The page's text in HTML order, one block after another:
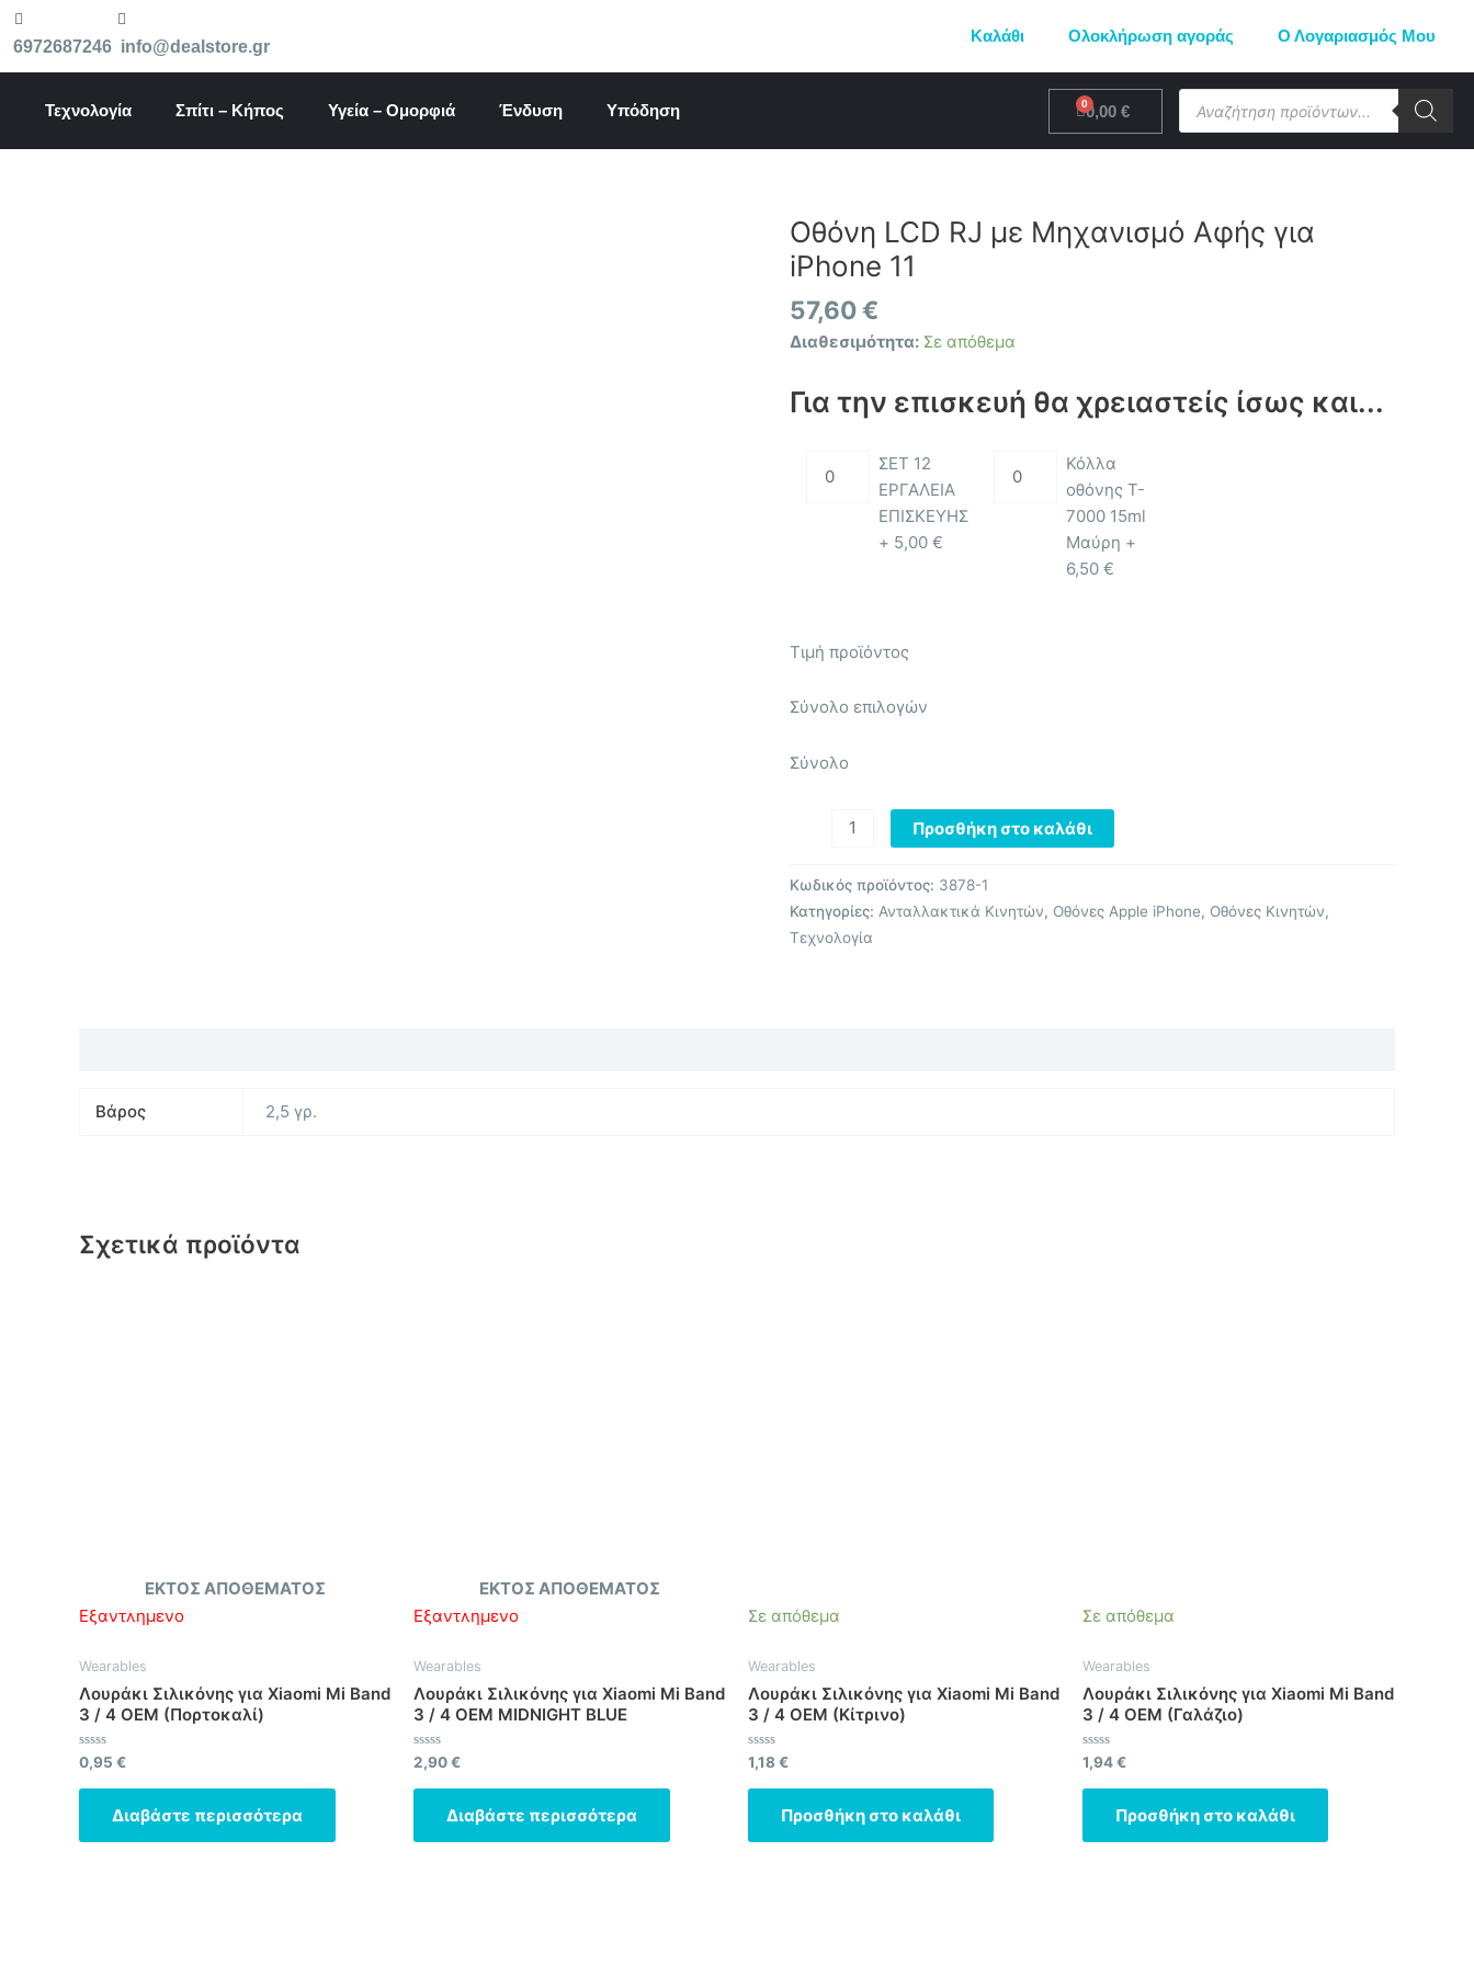
Μετάβαση
στο6972687246 info@dealstore.gr
Καλάθι Ολοκλήρωση αγοράς Ο Λογαριασμός Μου
Τεχνολογία Σπίτι – Κήπος Υγεία – Ομορφιά Ένδυση Υπόδηση 0,00€
Cart
Products
search
Οθόνη LCD RJ με Μηχανισμό Αφής για
iPhone 11
57,60 €
Διαθεσιμότητα: Σε απόθεμα
Για την επισκευή θα χρειαστείς ίσως και...
ΣΕΤ 12
ΕΡΓΑΛΕΙΑ
ΕΠΙΣΚΕΥΗΣ
+ 5,00 €
Κόλλα
οθόνης T-
7000 15ml
Μαύρη +
6,50 €
Τιμή προϊόντος
Σύνολο επιλογών
Σύνολο
Οθόνη
LCD
RJ
με
Μηχανισμό
iPhone
Προσθήκη στο καλάθι
Κωδικός προϊόντος: 3878-1
Κατηγορίες: Ανταλλακτικά Κινητών, Οθόνες Apple iPhone, Οθόνες Κινητών,
Τεχνολογία
Βάρος 2,5 γρ.
Σχετικά προϊόντα
ΕΚΤΌΣ ΑΠΟΘΈΜΑΤΟΣ
Εξαντλημένο
Wearables
Λουράκι Σιλικόνης για Xiaomi Mi Band
3 / 4 OEM (Πορτοκαλί)
Βαθμολογήθηκε
με
0
0,95 €
Διαβάστε περισσότερα
ΕΚΤΌΣ ΑΠΟΘΈΜΑΤΟΣ
Εξαντλημένο
Wearables
Λουράκι Σιλικόνης για Xiaomi Mi Band
3 / 4 OEM MIDNIGHT BLUE
Βαθμολογήθηκε
με
0
2,90€
Διαβάστε περισσότερα
Σε απόθεμα
Wearables
Λουράκι Σιλικόνης για Xiaomi Mi Band
3 / 4 OEM (Κίτρινο)
Βαθμολογήθηκε
με
0
1,18€
Προσθήκη στο καλάθι
Σε απόθεμα
Wearables
Λουράκι Σιλικόνης για Xiaomi Mi Band
3 / 4 OEM (Γαλάζιο)
Βαθμολογήθηκε
με
0
1,94€
Προσθήκη στο καλάθι